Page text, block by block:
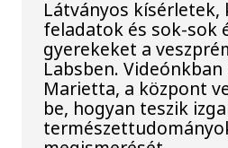
Látványos kísérletek,
feladatok és sok-sok
gyerekeket a
Labsben. Videónkban
Marietta, a központ
be, hogyan teszik